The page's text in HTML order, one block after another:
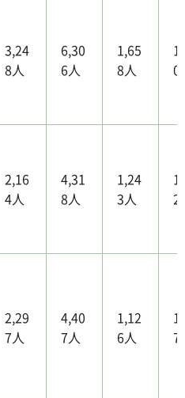
3,24
8人
6,30
6人
1,65
8人
0
2,16
4人
4,31
8人
1,24
3人
2
2,29
7人
4,40
7人
1,12
6人
7